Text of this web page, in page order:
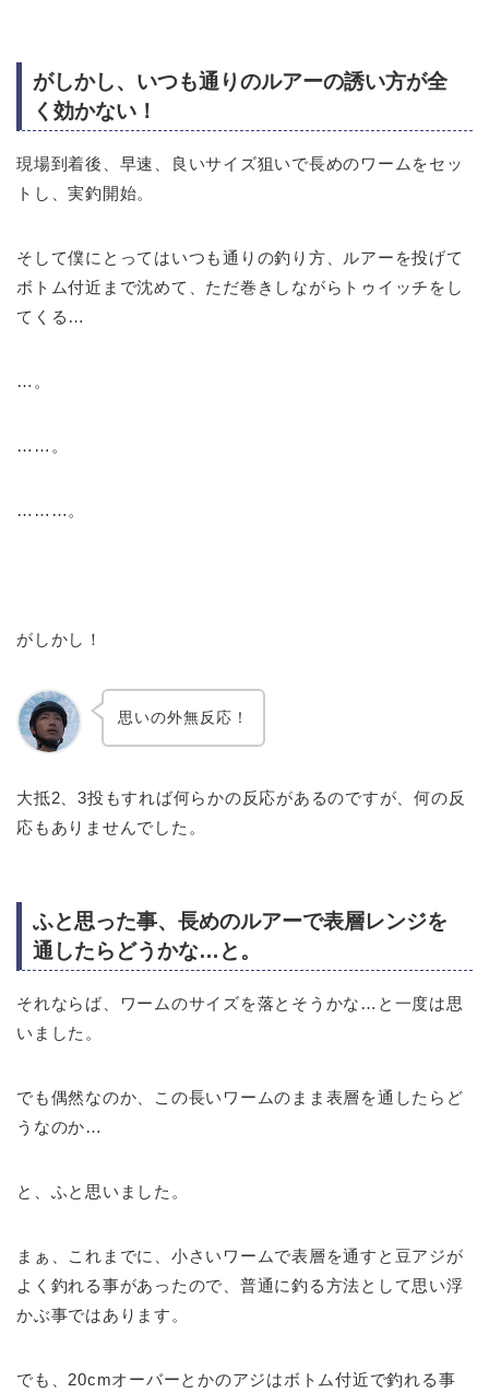
がしかし、いつも通りのルアーの誘い方が全
く効かない！
現場到着後、早速、良いサイズ狙いで長めのワームをセッ
トし、実釣開始。
そして僕にとってはいつも通りの釣り方、ルアーを投げて
ボトム付近まで沈めて、ただ巻きしながらトゥイッチをし
てくる…
…。
……。
………。
がしかし！
思いの外無反応！
大抵2、3投もすれば何らかの反応があるのですが、何の反
応もありませんでした。
ふと思った事、長めのルアーで表層レンジを
通したらどうかな…と。
それならば、ワームのサイズを落とそうかな…と一度は思
いました。
でも偶然なのか、この長いワームのまま表層を通したらど
うなのか…
と、ふと思いました。
まぁ、これまでに、小さいワームで表層を通すと豆アジが
よく釣れる事があったので、普通に釣る方法として思い浮
かぶ事ではあります。
でも、20cmオーバーとかのアジはボトム付近で釣れる事